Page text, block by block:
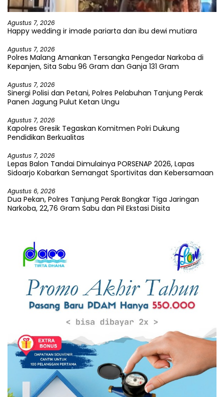
Agustus 7, 2026
Happy wedding ir imade pariarta dan ibu dewi mutiara
Agustus 7, 2026
Polres Malang Amankan Tersangka Pengedar Narkoba di
Kepanjen, Sita Sabu 96 Gram dan Ganja 131 Gram
Agustus 7, 2026
Sinergi Polisi dan Petani, Polres Pelabuhan Tanjung Perak
Panen Jagung Pulut Ketan Ungu
Agustus 7, 2026
Kapolres Gresik Tegaskan Komitmen Polri Dukung
Pendidikan Berkualitas
Agustus 7, 2026
Lepas Balon Tandai Dimulainya PORSENAP 2026, Lapas
Sidoarjo Kobarkan Semangat Sportivitas dan Kebersamaan
Agustus 6, 2026
Dua Pekan, Polres Tanjung Perak Bongkar Tiga Jaringan
Narkoba, 22,76 Gram Sabu dan Pil Ekstasi Disita